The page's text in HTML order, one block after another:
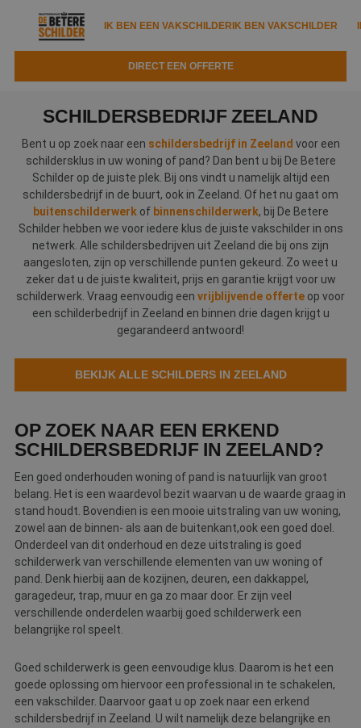
IK BEN EEN VAKSCHILDERIK BEN VAKSCHILDER
DIRECT EEN OFFERTE
Tools
Kennisbank
Partners
Infopakket
Zoeken naar een schilder
Tips
Garantie
Service
Waarom de betere schilder?
DIRECT EEN OFFERTE
Over ons
Nieuws & blog
Magazines
SCHILDERSBEDRIJF ZEELAND
Bent u op zoek naar een schildersbedrijf in Zeeland voor een
schildersklus in uw woning of pand? Dan bent u bij De Betere
Schilder op de juiste plek. Bij ons vindt u namelijk altijd een
schildersbedrijf in de buurt, ook in Zeeland. Of het nu gaat om
buitenschilderwerkof binnenschilderwerk, bij De Betere
Schilder hebben we voor iedere klus de juiste vakschilder in ons
netwerk. Alle schildersbedrijven uit Zeeland die bij ons zijn
aangesloten, zijn op verschillende punten gekeurd. Zo weet u
zeker dat u de juiste kwaliteit, prijs en garantie krijgt voor uw
schilderwerk. Vraag eenvoudig een vrijblijvende offerte op voor
een schilderbedrijf in Zeeland en binnen drie dagen krijgt u
gegarandeerd antwoord!
BEKIJK ALLE SCHILDERS IN ZEELAND
OP ZOEK NAAR EEN ERKEND
SCHILDERSBEDRIJF IN ZEELAND?
Een goed onderhouden woning of pand is natuurlijk van groot
belang. Het is een waardevol bezit waarvan u de waarde graag in
stand houdt. Bovendien is een mooie uitstraling van uw woning,
zowel aan de binnen- als aan de buitenkant,ook een goed doel.
Onderdeel van dit onderhoud en deze uitstraling is goed
schilderwerk van verschillende elementen van uw woning of
pand. Denk hierbij aan de kozijnen, deuren, een dakkappel,
garagedeur, trap, muur en ga zo maar door. Er zijn veel
verschillende onderdelen waarbij goed schilderwerk een
belangrijke rol speelt.
Goed schilderwerk is geen eenvoudige klus. Daarom is het een
goede oplossing om hiervoor een professional in te schakelen,
een vakschilder. Daarvoor gaat u op zoek naar een erkend
schildersbedrijf in Zeeland. U wilt namelijk deze belangrijke en